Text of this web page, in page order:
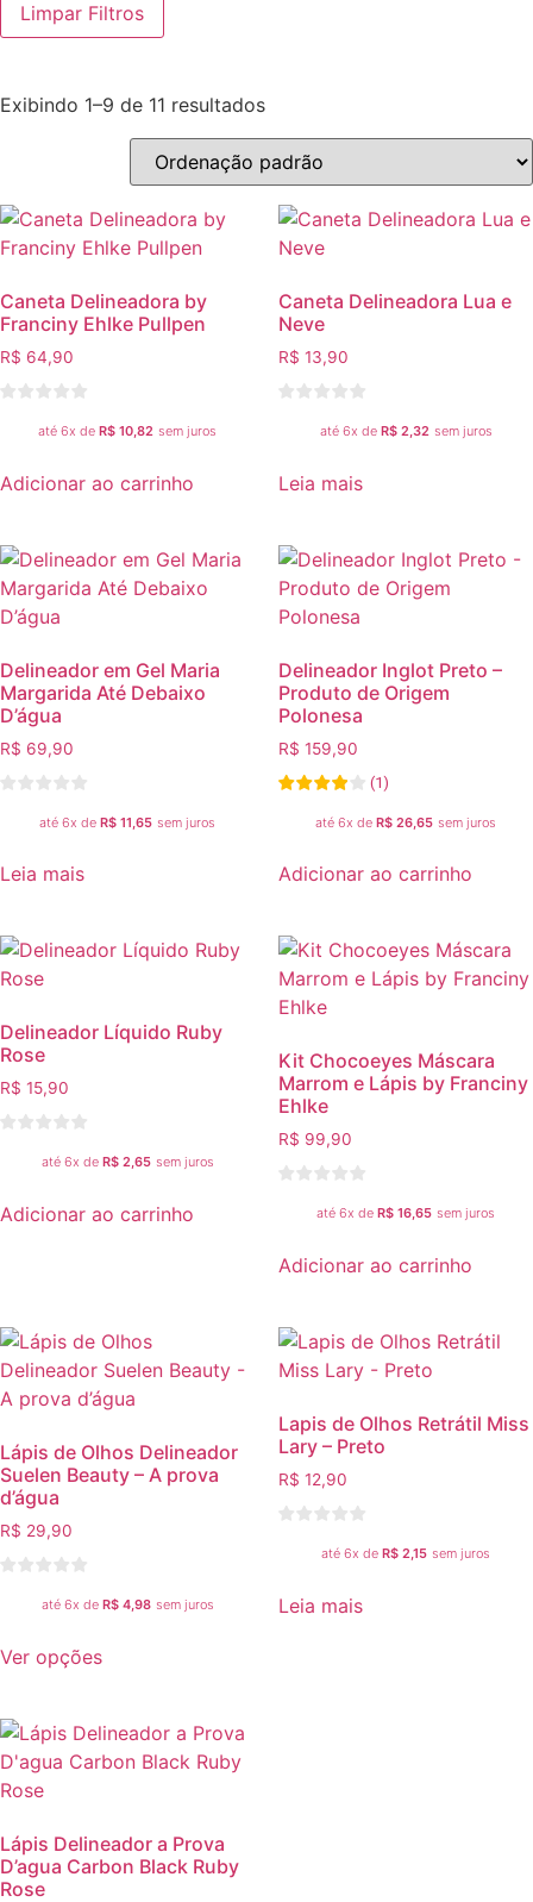
Limpar Filtros
Exibindo 1–9 de 11 resultados
Caneta Delineadora by
Franciny Ehlke Pullpen
R$ 64,90
até 6x de R$ 10,82 sem juros
Adicionar ao carrinho
Caneta Delineadora Lua e
Neve
R$ 13,90
até 6x de R$2,32 sem juros
Leia mais
Delineador em Gel Maria
Margarida Até Debaixo
D’água
R$ 69,90
até 6x de R$ 11,65 sem juros
Leia mais
Delineador Inglot Preto –
Produto de Origem
Polonesa
R$ 159,90
(1)
até 6x de R$ 26,65 sem juros
Adicionar ao carrinho
Delineador Líquido Ruby
Rose
R$ 15,90
até 6x de R$2,65 sem juros
Adicionar ao carrinho
Kit Chocoeyes Máscara
Marrom e Lápis by Franciny
Ehlke
R$ 99,90
até 6x de R$ 16,65 sem juros
Adicionar ao carrinho
Lápis de Olhos Delineador
Suelen Beauty – A prova
d’água
R$ 29,90
até 6x de R$4,98 sem juros
Ver opções
Lapis de Olhos Retrátil Miss
Lary – Preto
R$ 12,90
até 6x de R$ 2,15 sem juros
Leia mais
Lápis Delineador a Prova
D’agua Carbon Black Ruby
Rose